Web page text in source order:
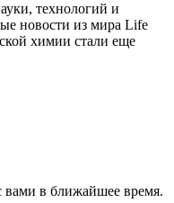
технологий и
новости из мира Life
химии стали еще
вами в ближайшее время.